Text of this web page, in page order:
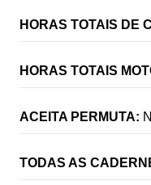
HORAS TOTAIS DE
HORAS TOTAIS
ACEITA PERMUTA:
TODAS AS